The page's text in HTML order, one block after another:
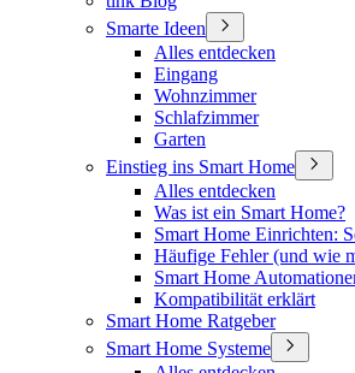
Smarte Ideen
Alles entdecken
Eingang
Wohnzimmer
Schlafzimmer
Garten
Einstieg ins Smart Home
Alles entdecken
Was ist ein Smart Home?
Smart Home Einrichten:
Häufige Fehler (und wie
Smart Home
Kompatibilität erklärt
Smart Home Ratgeber
Smart Home Systeme